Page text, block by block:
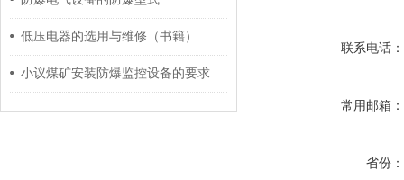
低压电器的选用与维修（书籍）
小议煤矿安装防爆监控设备的要求
联系电话：
常用邮箱：
省份：